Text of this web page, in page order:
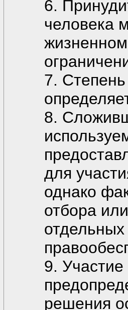
6.
человека
7.
8.
для
однако
отбора
9.
решения